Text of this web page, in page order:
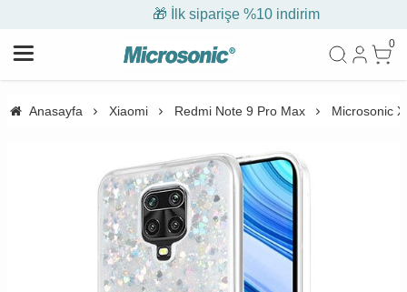
🎁 İlk siparişe %10 indirim
0
Anasayfa Xiaomi Redmi Note 9 Pro Max Microsonic